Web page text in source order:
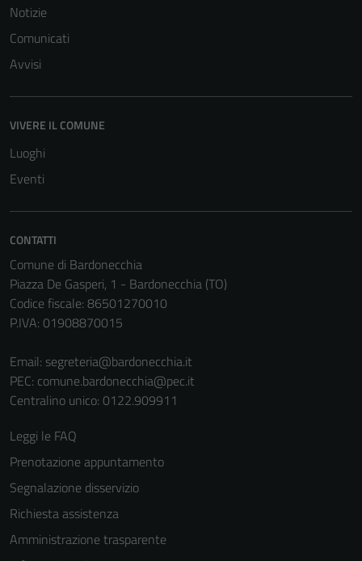
Notizie
Comunicati
Avvisi
VIVERE IL COMUNE
Luoghi
Eventi
CONTATTI
Comune di Bardonecchia
Piazza De Gasperi, 1 - Bardonecchia (TO)
Codice fiscale: 86501270010
P.IVA: 01908870015
Email: segreteria@bardonecchia.it
PEC: comune.bardonecchia@pec.it
Centralino unico: 0122.909911
Leggi le FAQ
Prenotazione appuntamento
Segnalazione disservizio
Richiesta assistenza
Amministrazione trasparente
Questi cookie
funzionamento
del sito e non